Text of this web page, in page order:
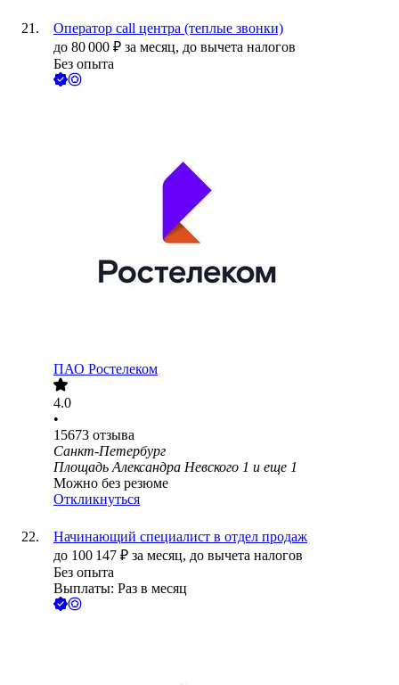
Оператор call центра (теплые звонки)
до 80 000 ₽ за месяц, до вычета налогов
Без опыта
ПАО Ростелеком
4.0
•
15673 отзыва
Санкт-Петербург
Площадь Александра Невского 1 и еще 1
Можно без резюме
Откликнуться
Начинающий специалист в отдел продаж
до 100 147 ₽ за месяц, до вычета налогов
Без опыта
Выплаты: Раз в месяц